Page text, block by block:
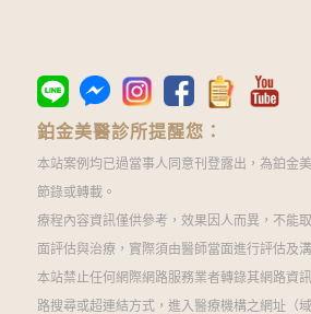
鉑金美醫診所提醒您：
本站案例均已過當事人同意刊登露出，為鉑金
節錄或轉載。
療程內容資訊僅供參考，效果因人而異，不能
面評估與治療，實際須由醫師當面進行評估及
本站禁止任何網際網路服務業者轉錄其網路資
路搜尋或超連結方式，進入醫療機構之網址（